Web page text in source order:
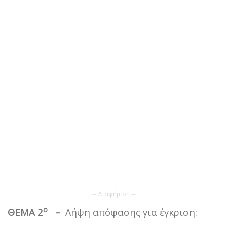
-- Διαφήμιση --
ΘΕΜΑ 2ο – Λήψη απόφασης για έγκριση: